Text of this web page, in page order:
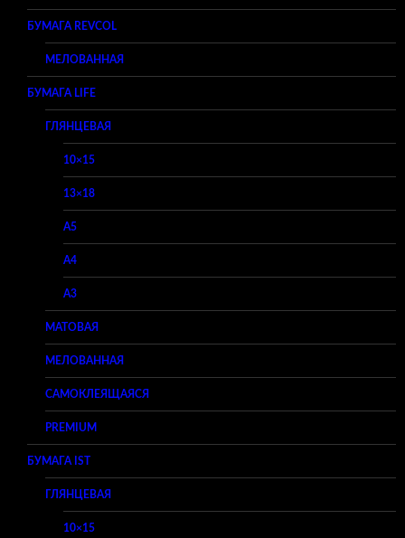
БУМАГА REVCOL
МЕЛОВАННАЯ
БУМАГА LIFE
ГЛЯНЦЕВАЯ
10×15
13×18
A5
A4
A3
МАТОВАЯ
МЕЛОВАННАЯ
САМОКЛЕЯЩАЯСЯ
PREMIUM
БУМАГА IST
ГЛЯНЦЕВАЯ
10×15